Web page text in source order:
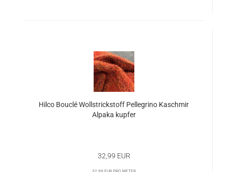
Hilco Bouclé Wollstrickstoff Pellegrino Kaschmir
Alpaka kupfer
32,99 EUR
32,99 EUR pro Meter